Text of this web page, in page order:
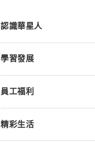
認識華星人
學習發展
員工福利
精彩生活